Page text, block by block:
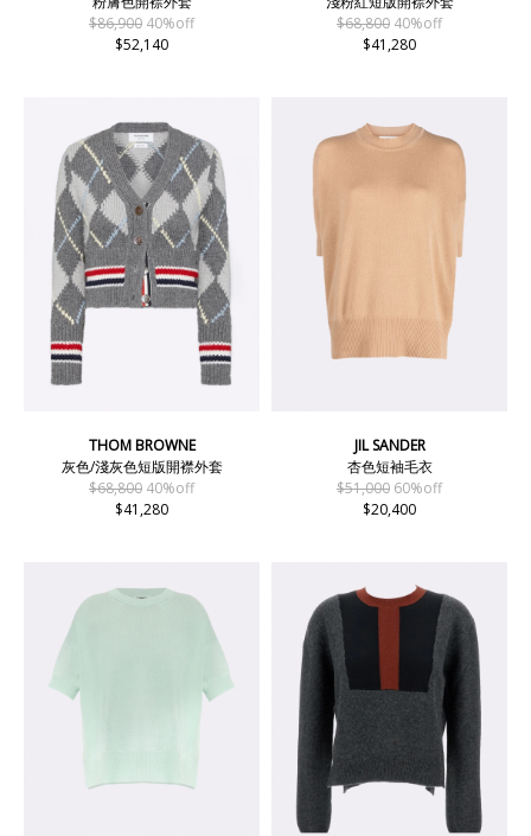
$86,900 40%off
$52,140
$68,800 40%off
$41,280
THOM BROWNE
灰色/淺灰色短版開襟外套
$68,800 40%off
$41,280
JIL SANDER
杏色短袖毛衣
$51,000 60%off
$20,400